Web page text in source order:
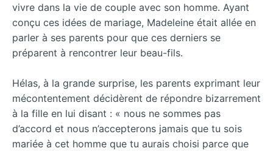
vivre dans la vie de couple avec son homme. Ayant
conçu ces idées de mariage, Madeleine était allée en
parler à ses parents pour que ces derniers se
préparent à rencontrer leur beau-fils.
Hélas, à la grande surprise, les parents exprimant leur
mécontentement décidèrent de répondre bizarrement
à la fille en lui disant : « nous ne sommes pas
d’accord et nous n’accepterons jamais que tu sois
mariée à cet homme que tu aurais choisi parce que